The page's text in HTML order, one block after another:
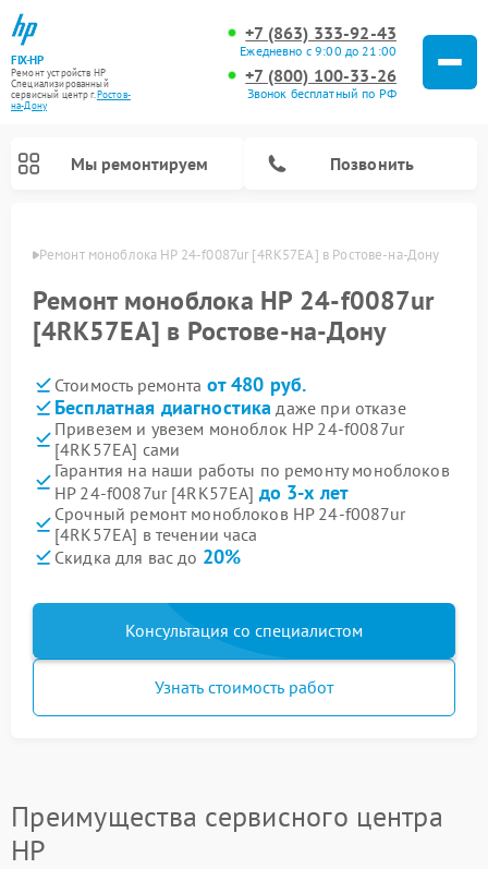
FIX-HP
Ремонт устройств HP
Специализированный
cервисный центр г.Ростов-
на-Дону
+7 (863) 333-92-43
Ежедневно с 9:00 до 21:00
+7 (800) 100-33-26
Звонок бесплатный по РФ
Мы ремонтируем Позвонить
Ремонт моноблока HP 24-f0087ur [4RK57EA] в Ростове-на-Дону
Ремонт моноблока HP 24-f0087ur
[4RK57EA] в Ростове-на-Дону
Стоимость ремонта от 480 руб.
Бесплатная диагностика даже при отказе
Привезем и увезем моноблок HP 24-f0087ur
[4RK57EA] сами
Гарантия на наши работы по ремонту моноблоков
HP 24-f0087ur [4RK57EA] до 3-х лет
Срочный ремонт моноблоков HP 24-f0087ur
[4RK57EA] в течении часа
Скидка для вас до 20%
Консультация со специалистом
Узнать стоимость работ
Преимущества сервисного центра
HP